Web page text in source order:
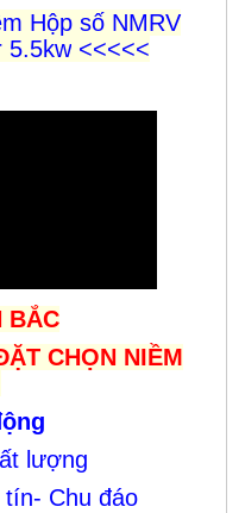
Hộp số NMRV
5.5kw <<<<<
BẮC
CHỌN NIỀM
lượng
Chu đáo